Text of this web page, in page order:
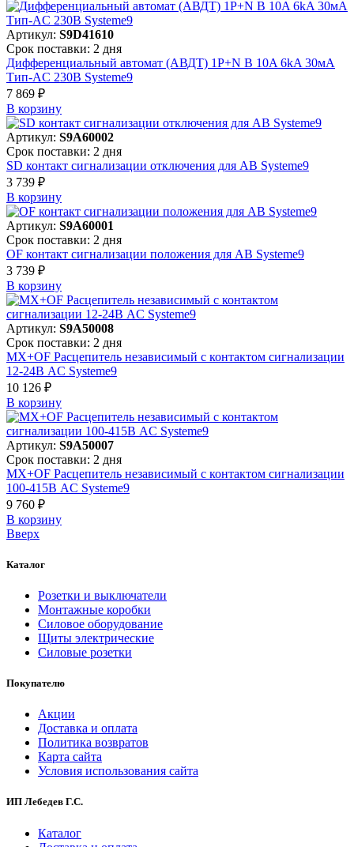
Артикул: S9D41610
Срок поставки: 2 дня
Дифференциальный автомат (АВДТ) 1P+N B 10A 6kA 30мА
Тип-AC 230В Systeme9
7 869 ₽
В корзинy
Артикул: S9A60002
Срок поставки: 2 дня
SD контакт сигнализации отключения для АВ Systeme9
3 739 ₽
В корзинy
Артикул: S9A60001
Срок поставки: 2 дня
OF контакт сигнализации положения для АВ Systeme9
3 739 ₽
В корзинy
Артикул: S9A50008
Срок поставки: 2 дня
MX+OF Расцепитель независимый с контактом сигнализации
12-24В AC Systeme9
10 126 ₽
В корзинy
Артикул: S9A50007
Срок поставки: 2 дня
MX+OF Расцепитель независимый с контактом сигнализации
100-415В AC Systeme9
9 760 ₽
В корзинy
Вверх
Каталог
Розетки и выключатели
Монтажные коробки
Силовое оборудование
Щиты электрические
Силовые розетки
Покупателю
Акции
Доставка и оплата
Политика возвратов
Карта сайта
Условия использования сайта
ИП Лебедев Г.С.
Каталог